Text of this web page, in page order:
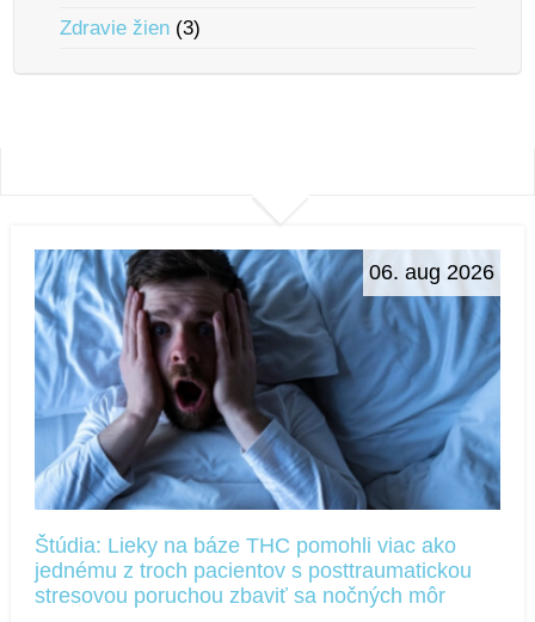
Zdravie žien (3)
06. aug 2026
Štúdia: Lieky na báze THC pomohli viac ako
jednému z troch pacientov s posttraumatickou
stresovou poruchou zbaviť sa nočných môr